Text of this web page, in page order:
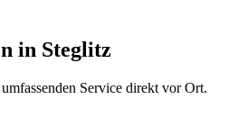
in Steglitz
Service direkt vor Ort.